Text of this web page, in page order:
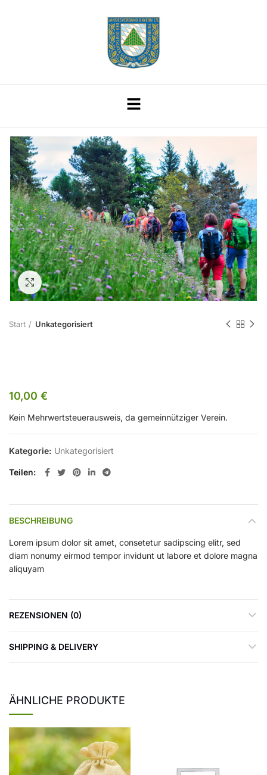
Zum Vergrößern klicken
Start Unkategorisiert
10,00 €
Kein Mehrwertsteuerausweis, da gemeinnütziger Verein.
Kategorie: Unkategorisiert
Teilen
BESCHREIBUNG
Lorem ipsum dolor sit amet, consetetur sadipscing elitr, sed
diam nonumy eirmod tempor invidunt ut labore et dolore magna
aliquyam
REZENSIONEN (0)
SHIPPING & DELIVERY
ÄHNLICHE PRODUKTE